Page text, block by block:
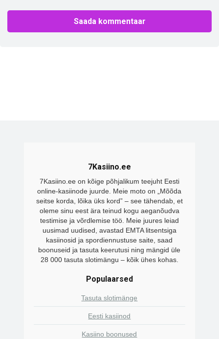
7Kasiino.ee
7Kasiino.ee on kõige põhjalikum teejuht Eesti
online-kasiinode juurde. Meie moto on „Mõõda
seitse korda, lõika üks kord” – see tähendab, et
oleme sinu eest ära teinud kogu aeganõudva
testimise ja võrdlemise töö. Meie juures leiad
uusimad uudised, avastad EMTA litsentsiga
kasiinosid ja spordiennustuse saite, saad
boonuseid ja tasuta keerutusi ning mängid üle
28 000 tasuta slotimängu – kõik ühes kohas.
Populaarsed
Tasuta slotimänge
Eesti kasiinod
Kasiino boonused